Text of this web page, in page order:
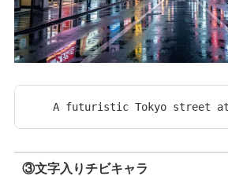
A futuristic Tokyo street
③文字入りチビキャラ